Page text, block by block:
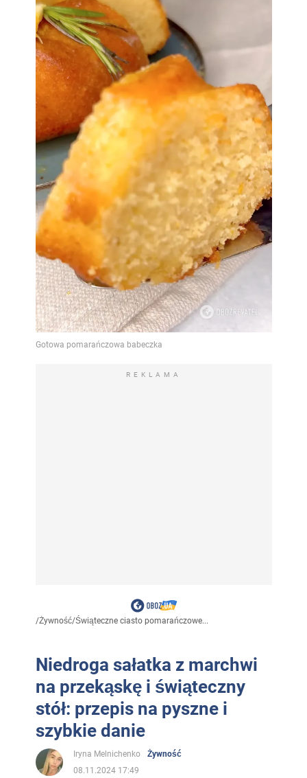
REKLAMA
/Żywność/Świąteczne ciasto pomarańczowe...
Niedroga sałatka z marchwi
na przekąskę i świąteczny
stół: przepis na pyszne i
szybkie danie
Iryna Melnichenko
Żywność
08.11.2024 17:49